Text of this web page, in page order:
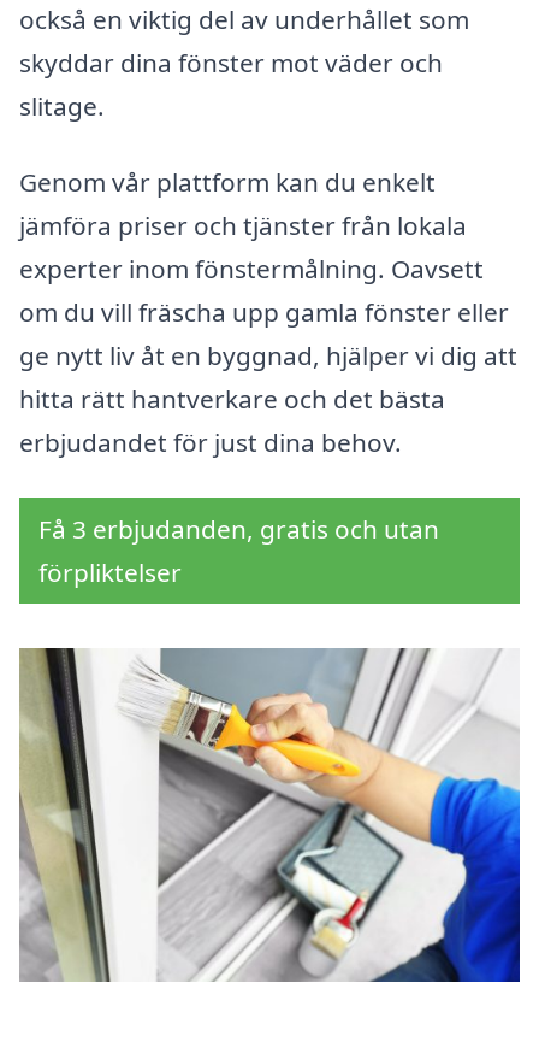
också en viktig del av underhållet som
skyddar dina fönster mot väder och
slitage.
Genom vår plattform kan du enkelt
jämföra priser och tjänster från lokala
experter inom fönstermålning. Oavsett
om du vill fräscha upp gamla fönster eller
ge nytt liv åt en byggnad, hjälper vi dig att
hitta rätt hantverkare och det bästa
erbjudandet för just dina behov.
Få 3 erbjudanden, gratis och utan
förpliktelser